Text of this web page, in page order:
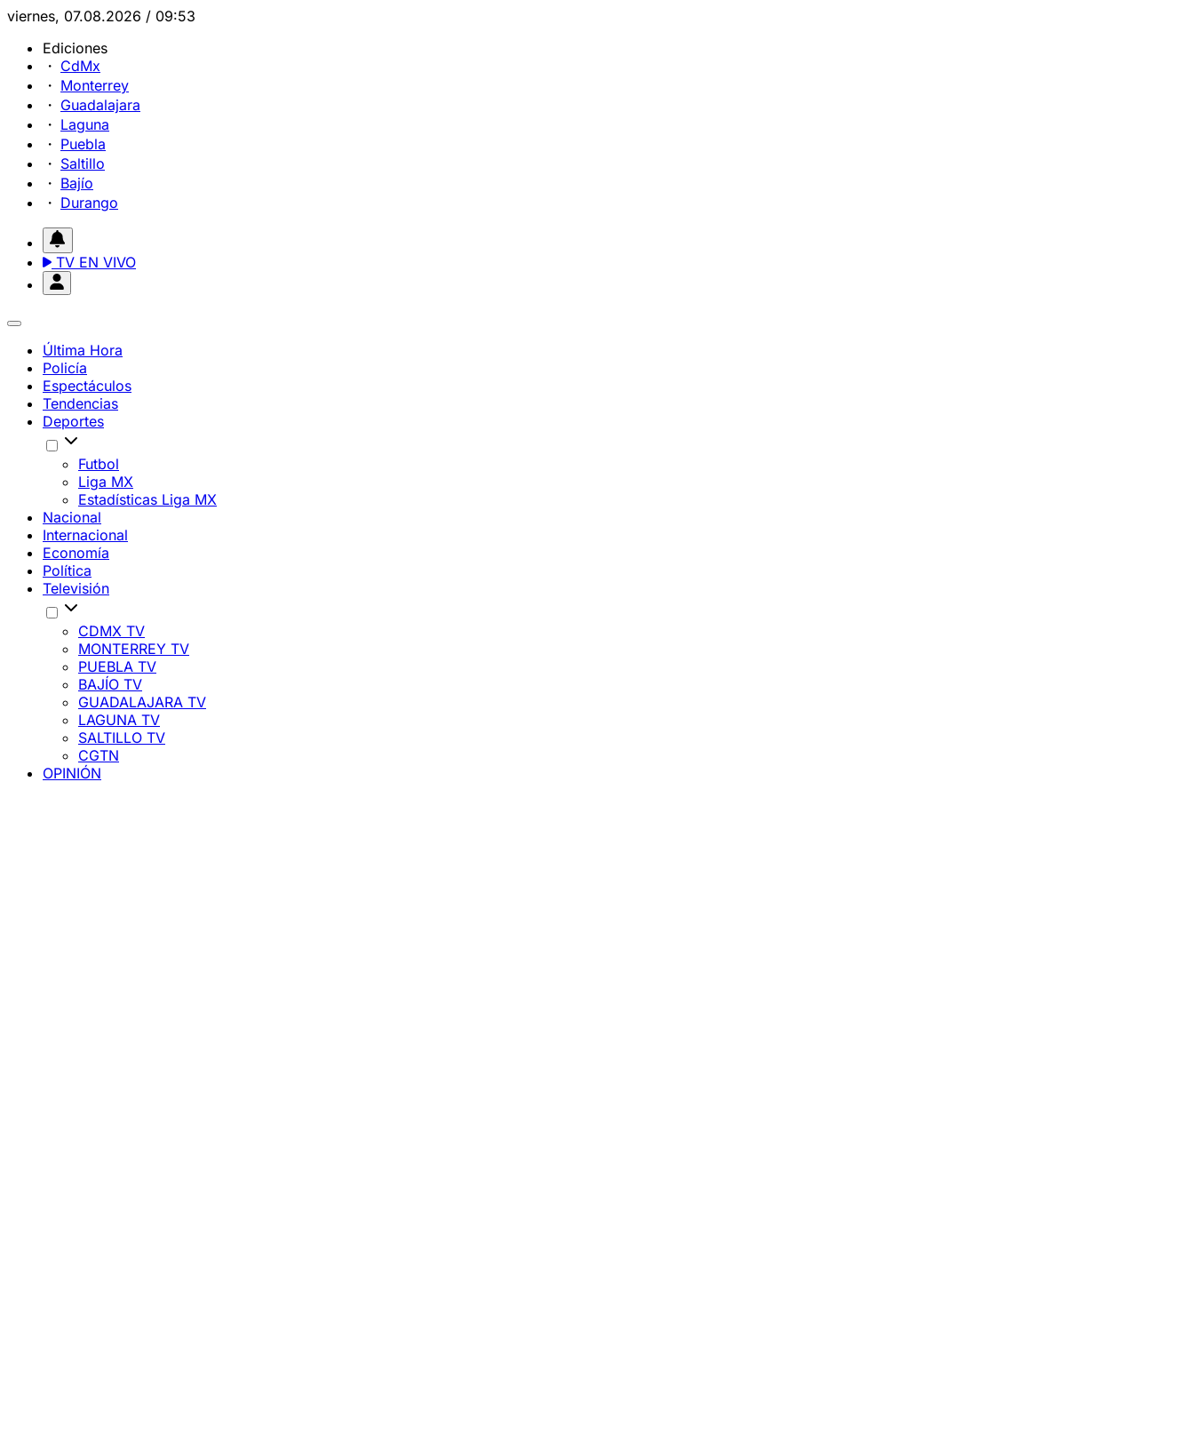
viernes, 07.08.2026 / 09:53
Ediciones
CdMx
Monterrey
Guadalajara
Laguna
Puebla
Saltillo
Bajío
Durango
TV EN VIVO
Última Hora
Policía
Espectáculos
Tendencias
Deportes
Futbol
Liga MX
Estadísticas Liga MX
Nacional
Internacional
Economía
Política
Televisión
CDMX TV
MONTERREY TV
PUEBLA TV
BAJÍO TV
GUADALAJARA TV
LAGUNA TV
SALTILLO TV
CGTN
OPINIÓN